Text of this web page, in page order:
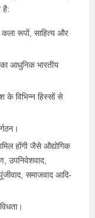
है:
रूपों, साहित्य और
आधुनिक भारतीय
विभिन्न हिस्सों से
होंगी जैसे औद्योगिक
उपनिवेशवाद,
समाजवाद आदि-